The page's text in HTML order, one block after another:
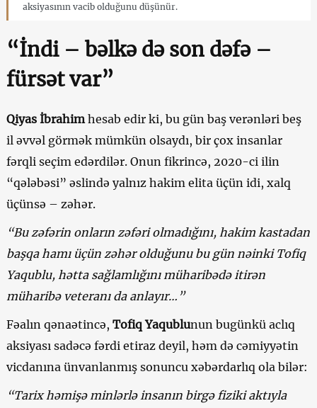
aksiyasının vacib olduğunu düşünür.
“İndi – bəlkə də son dəfə –
fürsət var”
Qiyas İbrahimhesab edir ki, bu gün baş verənləri beş
il əvvəl görmək mümkün olsaydı, bir çox insanlar
fərqli seçim edərdilər. Onun fikrincə, 2020-ci ilin
“qələbəsi” əslində yalnız hakim elita üçün idi, xalq
üçünsə – zəhər.
“Bu zəfərin onların zəfəri olmadığını, hakim kastadan
başqa hamı üçün zəhər olduğunu bu gün nəinki Tofiq
Yaqublu, hətta sağlamlığını müharibədə itirən
müharibə veteranı da anlayır…”
Fəalın qənaətincə, Tofiq Yaqublunun bugünkü aclıq
aksiyası sadəcə fərdi etiraz deyil, həm də cəmiyyətin
vicdanına ünvanlanmış sonuncu xəbərdarlıq ola bilər:
“Tarix həmişə minlərlə insanın birgə fiziki aktıyla